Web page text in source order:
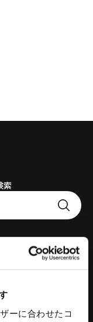
ーに合わせたコ
索
ートプラント
プラント
トミキサ